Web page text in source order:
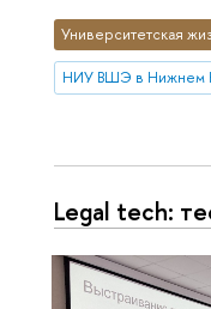
Университетская
НИУ ВШЭ в Нижнем
Legal tech: